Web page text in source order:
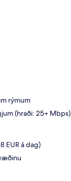
rýmum
(hraði: 25+ Mbps)
EUR á dag)